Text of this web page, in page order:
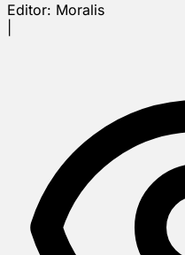
Editor: Moralis